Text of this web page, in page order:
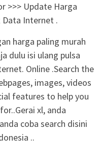
>>> Update Harga
Data Internet .
harga paling murah
dulu isi ulang pulsa
Online .Search the
images, videos
features to help you
xl, anda
coba search disini
..